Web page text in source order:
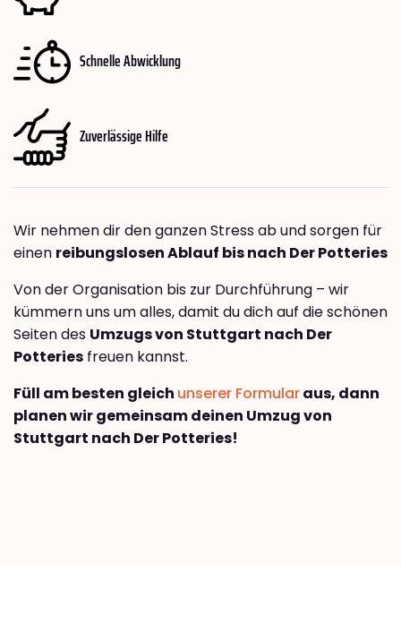
Schnelle Abwicklung
Zuverlässige Hilfe
Wir nehmen dir den ganzen Stress ab und sorgen für
einen reibungslosen Ablauf bis nach Der Potteries
Von der Organisation bis zur Durchführung – wir
kümmern uns um alles, damit du dich auf die schönen
Seiten des Umzugs von Stuttgart nach Der
Potteries freuen kannst.
Füll am besten gleich unserer Formularaus, dann
planen wir gemeinsam deinen Umzug von
Stuttgart nach Der Potteries!